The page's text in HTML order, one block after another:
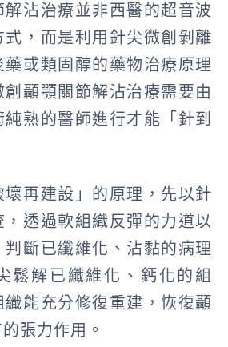
沾治療並非西醫的超音波
， 而是利用針尖微創剝離
或類固醇的藥物治療原理
創顳顎關節解沾治療需要由
熟的醫師進行才能「針到
再建設」的原理，先以針
透過軟組織反彈的力道以
斷已纖維化、沾黏的病理
鬆解已纖維化、鈣化的組
能充分修復重建，恢復顳
張力作用。